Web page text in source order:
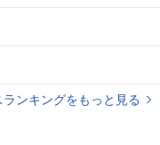
ンキングをもっと見る